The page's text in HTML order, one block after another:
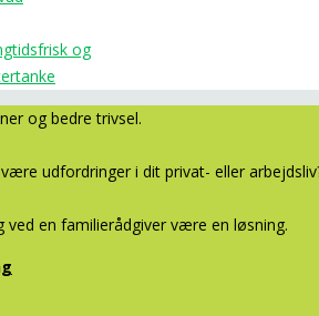
og
og bedre trivsel.
udfordringer i dit privat- eller
ved en familierådgiver være en løsning.